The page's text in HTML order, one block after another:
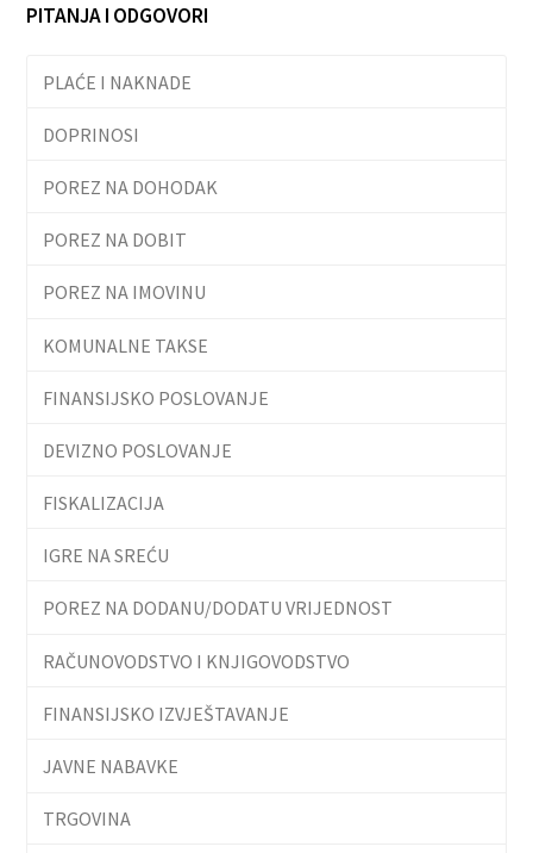
PITANJA I ODGOVORI
PLAĆE I NAKNADE
DOPRINOSI
POREZ NA DOHODAK
POREZ NA DOBIT
POREZ NA IMOVINU
KOMUNALNE TAKSE
FINANSIJSKO POSLOVANJE
DEVIZNO POSLOVANJE
FISKALIZACIJA
IGRE NA SREĆU
POREZ NA DODANU/DODATU VRIJEDNOST
RAČUNOVODSTVO I KNJIGOVODSTVO
FINANSIJSKO IZVJEŠTAVANJE
JAVNE NABAVKE
TRGOVINA